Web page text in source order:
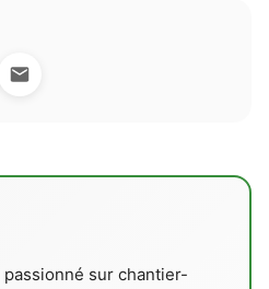
sur chantier-